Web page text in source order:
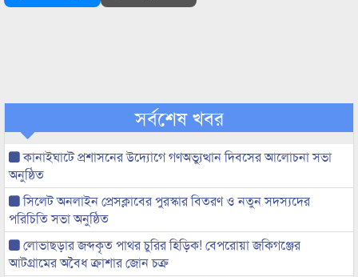
সর্বশেষ খবর
কানাইঘাটে প্রশাসনের উদ্যোগে গণঅভ্যুত্থান দিবসের আলোচনা সভা
অনুষ্ঠিত
সিলেট অনলাইন প্রেসক্লাবের পুরস্কার বিতরণ ও নতুন সদস্যদের
পরিচিতি সভা অনুষ্ঠিত
লোভাছড়ার জব্দকৃত পাথর চুরির হিড়িক! বেপরোয়া জকিগঞ্জের
আটগ্রামের অবৈধ ক্রাশার জোন চক্র